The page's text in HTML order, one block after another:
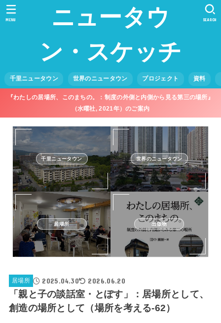
ニュータウ
ン・スケッチ
千里ニュータウン 世界のニュータウン プロジェクト 資料
SEARCH
MENU
『わたしの居場所、このまちの。：制度の外側と内側から見る第三の場所』
（水曜社, 2021年）のご案内
千里ニュータウン 世界のニュータウン
居場所 出版物
居場所 2025.04.30 2026.06.20
「親と子の談話室・とぽす」：居場所として、
創造の場所として（場所を考える-62）